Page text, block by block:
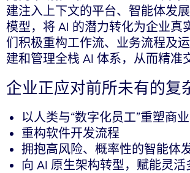
建注入上下文的平台、智能体发
模型，将 AI 的潜力转化为企业真
们积极重构工作流、业务流程及
建和管理全栈 AI 体系，从而精准
企业正应对前所未有的复
以人类与“数字化员工”重塑商
重构软件开发流程
拥抱高风险、概率性的智能体
向 AI 原生架构转型，赋能灵活